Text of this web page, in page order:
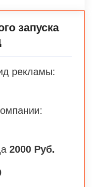
запуска
рекламы:
2000 Руб.